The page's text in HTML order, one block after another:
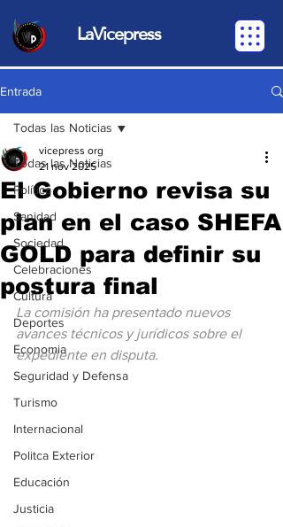
LaVicepress
Entrada
Todas las Noticias
Política
Sanidad
Sociedad
Celebraciones
Cultura
Deportes
Economia
Seguridad y Defensa
Turismo
Internacional
Politca Exterior
Educación
Justicia
Todas las Noticias
El Gobierno revisa su
plan en el caso SHEFA
GOLD para definir su
postura final
vicepress org
21 nov 2025
La comisión ha presentado nuevos
avances técnicos y jurídicos sobre el
expediente en disputa.